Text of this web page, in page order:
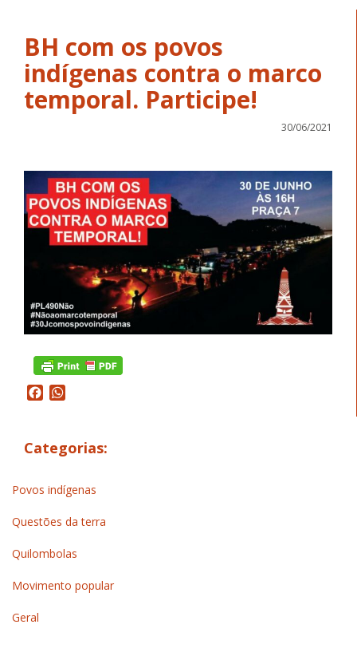
BH com os povos
indígenas contra o marco
temporal. Participe!
30/06/2021
Facebook
Categorias:
Povos indígenas
Questões da terra
Quilombolas
Movimento popular
Geral